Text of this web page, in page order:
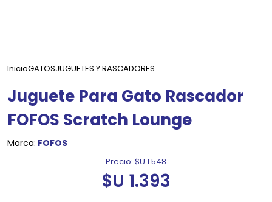
InicioGATOSJUGUETES Y RASCADORES
Juguete Para Gato Rascador
FOFOS Scratch Lounge
Marca: FOFOS
Precio: $U 1.548
$U 1.393